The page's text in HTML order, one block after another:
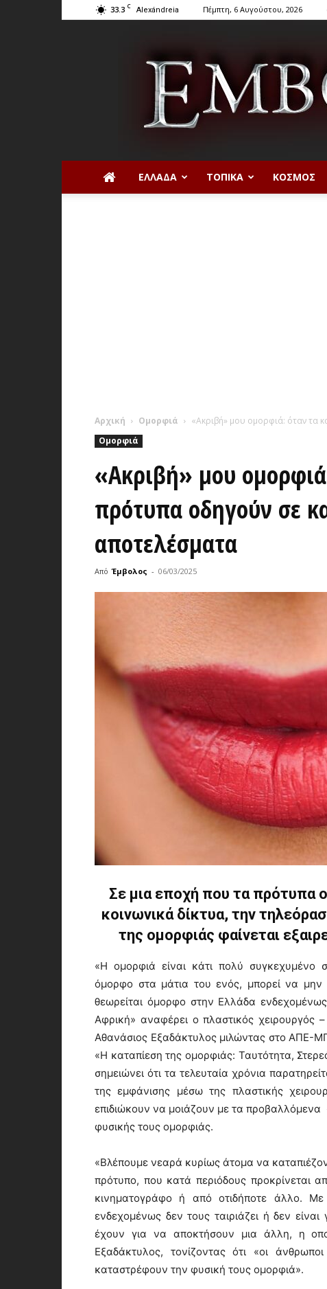
33.3 C Alexándreia Πέμπτη, 6 Αυγούστου, 2026
ΕΛΛΆΔΑ ΤΟΠΙΚΆ ΚΌΣΜΟΣ
Αρχική Ομορφιά
«Ακριβή» μου ομορφιά: όταν τα
Ομορφιά
«Ακριβή» μου
πρότυπα οδηγούν σε
αποτελέσματα
Από Έμβολος - 06/03/2025
Σε μια εποχή που τα πρότυπα
κοινωνικά δίκτυα, την
της ομορφιάς φαίνεται
«Η ομορφιά είναι κάτι πολύ
όμορφο στα μάτια του ενός, μπορεί να μην
θεωρείται όμορφο στην Ελλάδα
Αφρική» αναφέρει ο πλαστικός χειρουργός
Αθανάσιος Εξαδάκτυλος μιλώντας στο ΑΠΕ-
«Η καταπίεση της ομορφιάς: Ταυτότητα,
σημειώνει ότι τα τελευταία χρόνια
της εμφάνισης μέσω της πλαστικής
επιδιώκουν να μοιάζουν με τα
φυσικής τους ομορφιάς.
«Βλέπουμε νεαρά κυρίως άτομα να
πρότυπο, που κατά περιόδους προκρίνεται
κινηματογράφο ή από οτιδήποτε άλλο.
ενδεχομένως δεν τους ταιριάζει ή δεν
έχουν για να αποκτήσουν μια άλλη, η
Εξαδάκτυλος, τονίζοντας ότι «οι
καταστρέφουν την φυσική τους ομορφιά».